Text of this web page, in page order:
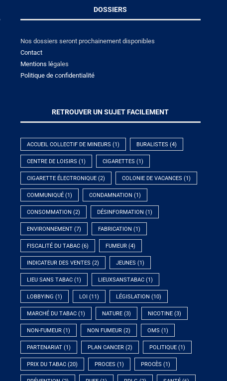
DOSSIERS
Nos dossiers seront prochainement disponibles
Contact
Mentions légales
Politique de confidentialité
RETROUVER UN SUJET FACILEMENT
ACCUEIL COLLECTIF DE MINEURS (1) BURALISTES (4)
CENTRE DE LOISIRS (1) CIGARETTES (1)
CIGARETTE ÉLECTRONIQUE(2) COLONIE DE VACANCES (1)
COMMUNIQUÉ(1) CONDAMNATION (1)
CONSOMMATION (2) DÉSINFORMATION (1)
ENVIRONNEMENT(7) FABRICATION (1)
FISCALITÉ DU TABAC(6) FUMEUR(4)
INDICATEUR DES VENTES (2) JEUNES (1)
LIEU SANS TABAC(1) LIEUXSANSTABAC(1)
LOBBYING (1) LOI (11) LÉGISLATION (10)
MARCHÉ DU TABAC(1) NATURE(3) NICOTINE(3)
NON-FUMEUR(1) NON FUMEUR(2) OMS (1)
PARTENARIAT(1) PLAN CANCER(2) POLITIQUE(1)
PRIX DU TABAC(20) PROCES (1) PROCÈS (1)